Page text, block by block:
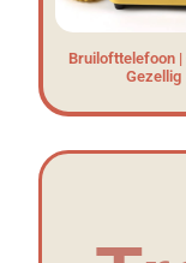
Bruilofttelefoon |
Gezellig